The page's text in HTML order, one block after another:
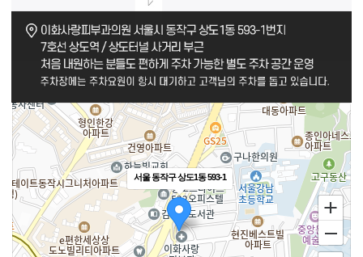
서울 동작구 상도1동 593-1